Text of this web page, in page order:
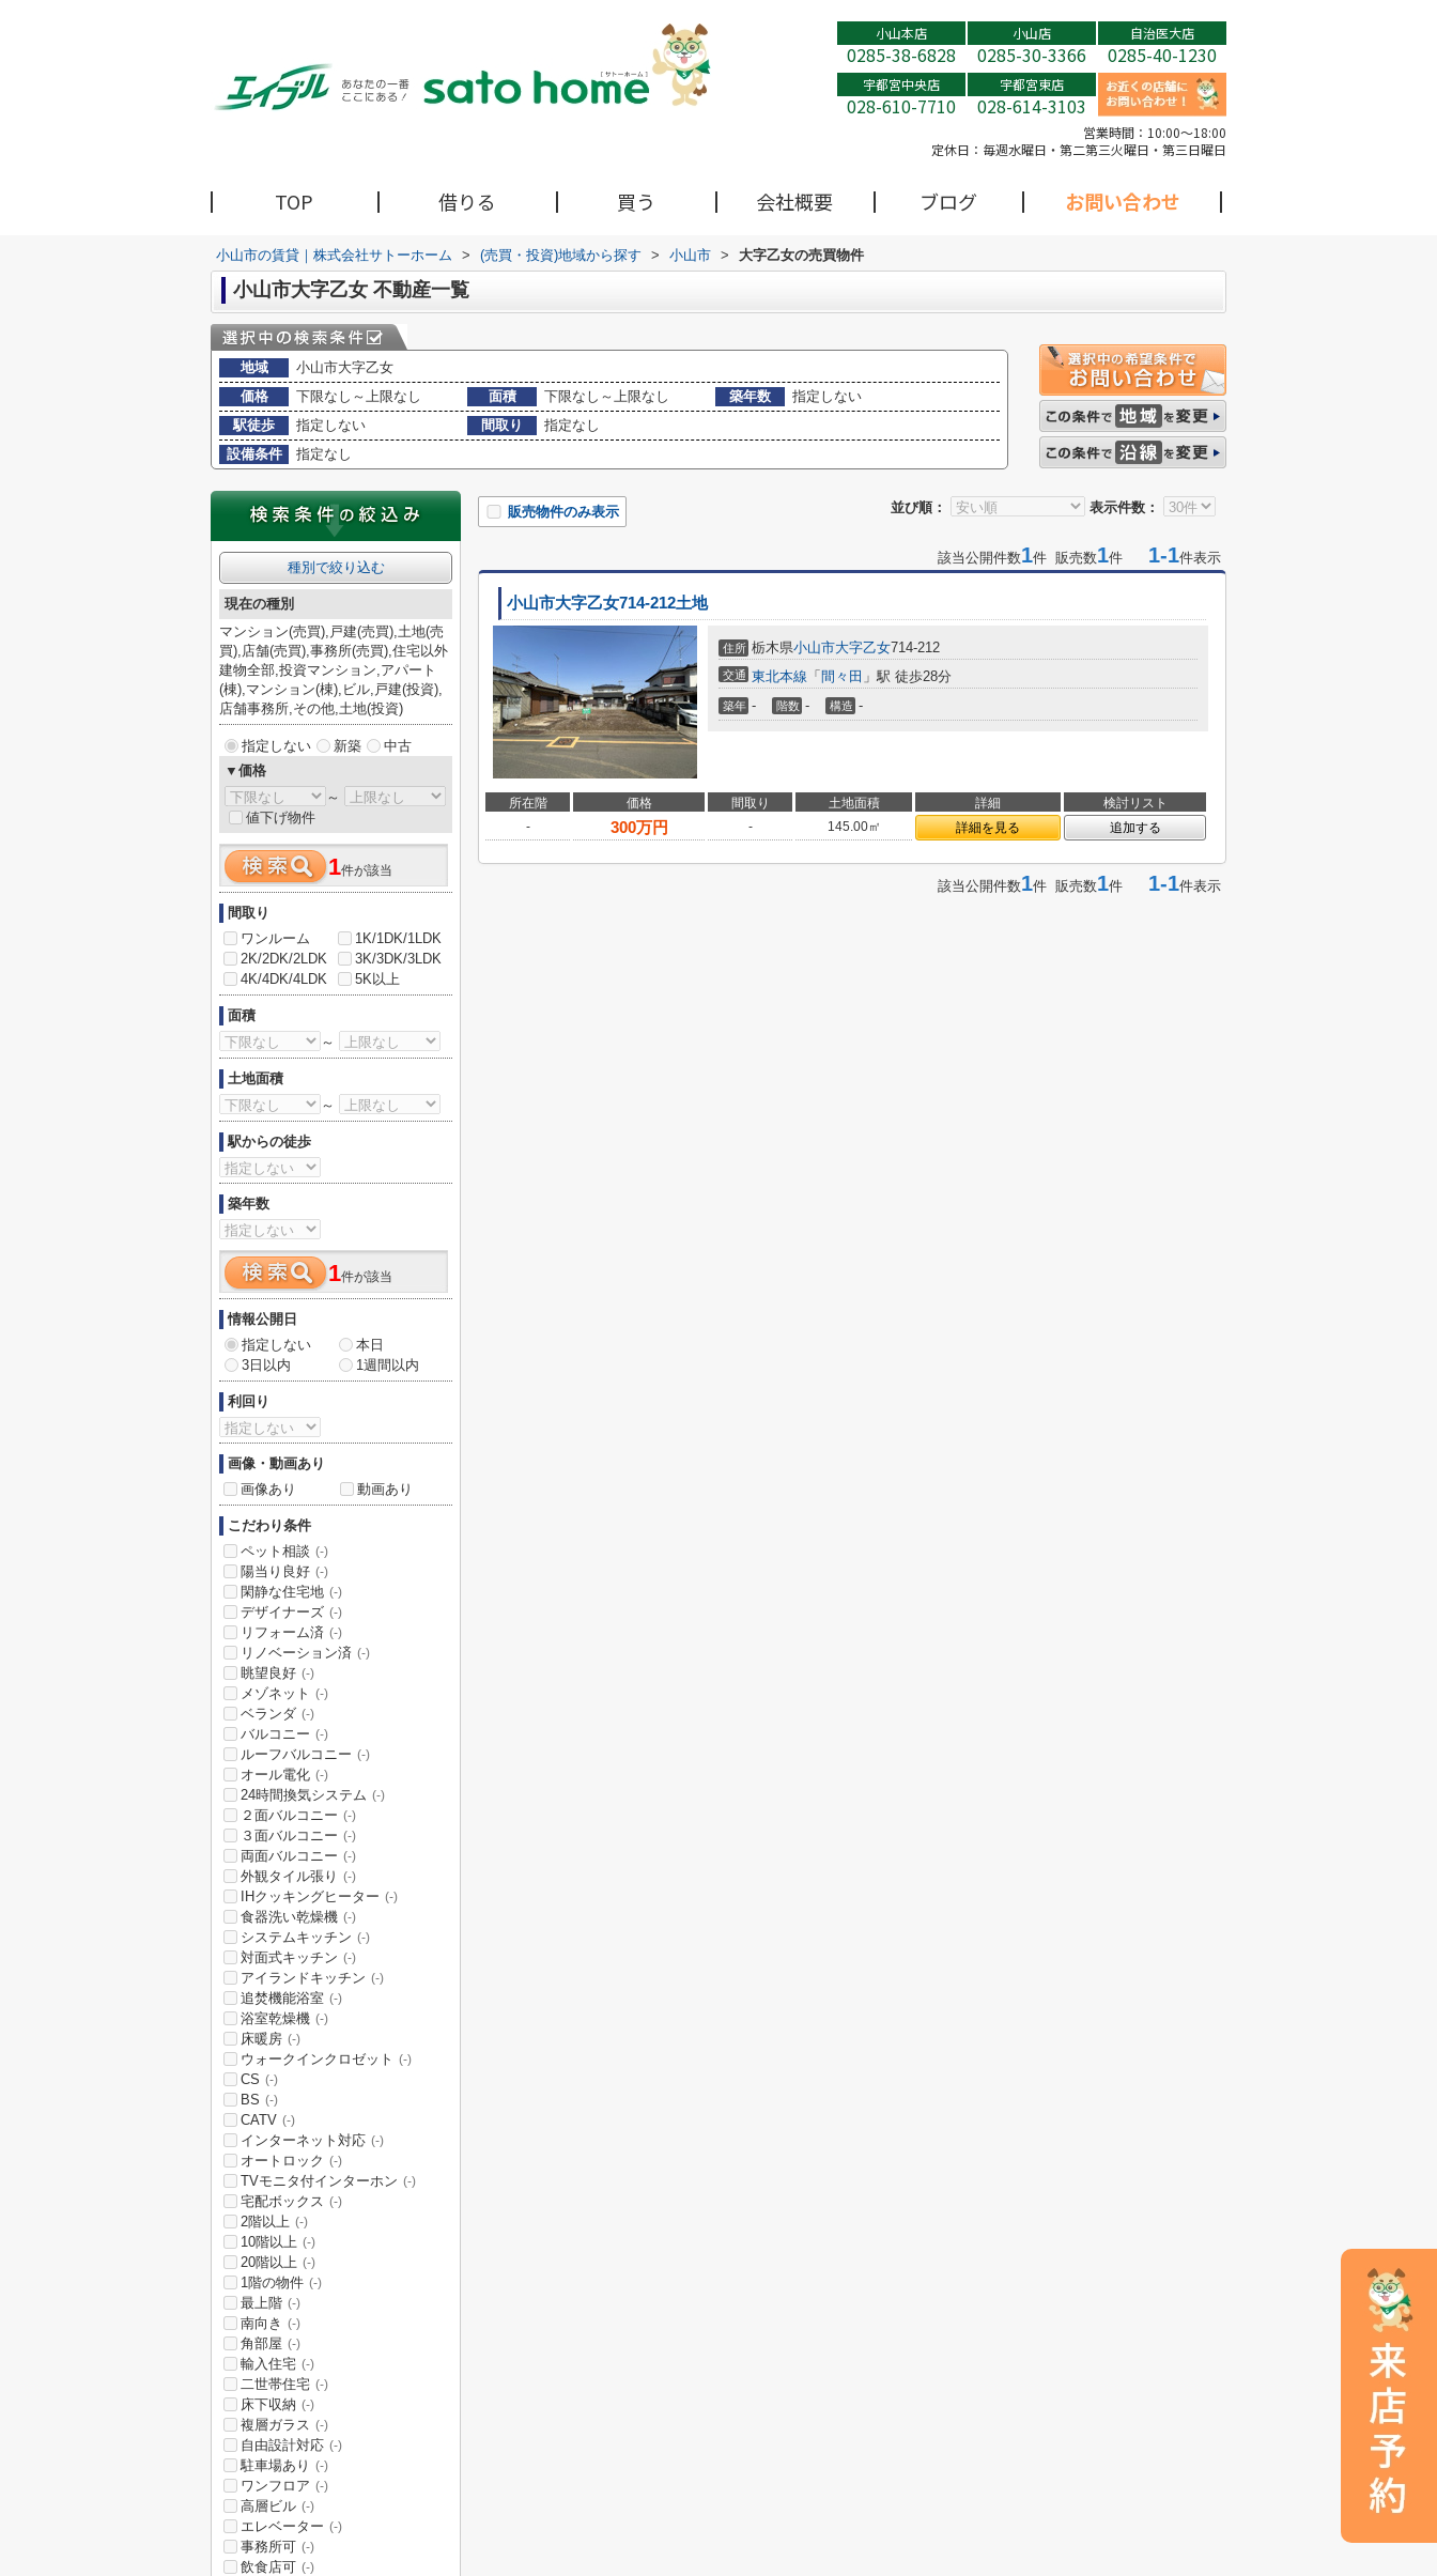
小山本店
0285-38-6828
小山店
0285-30-3366
自治医大店
0285-40-1230
宇都宮中央店
028-610-7710
宇都宮東店
028-614-3103
営業時間： 10:00～18:00
定休日： 毎週水曜日・第二第三火曜日・第三日曜日
TOP 借りる 買う 会社概要 ブログ お問い合わせ
小山市の賃貸｜株式会社サトーホーム > (売買・投資)地域から探す > 小山市 > 大字乙女の売買物件
小山市大字乙女 不動産一覧
地域
小山市大字乙女
価格
下限なし～上限なし 面積 下限なし～上限なし 築年数
指定しない
駅徒歩
指定しない 間取り
指定なし
設備条件
指定なし
並び順： 表示件数：
販売物件のみ表示
該当公開件数1件 販売数1件 1-1件表示
小山市大字乙女714-212土地
住所 栃木県小山市大字乙女714-212
交通 東北本線 「 間々田 」駅 徒歩28分
築年 - 階数 - 構造 -
所在階 価格 間取り 土地面積 詳細
検討リスト
-
300万円 - 145.00㎡ 詳細を見る 追加する
該当公開件数1件 販売数1件 1-1件表示
種別で絞り込む
現在の種別
マンション(売買),戸建(売買),土地(売
買),店舗(売買),事務所(売買),住宅以外
建物全部,投資マンション,アパート
(棟),マンション(棟),ビル,戸建(投資),
店舗事務所,その他,土地(投資)
指定しない 新築
中古
▼価格
～
値下げ物件
1件が該当
間取り
ワンルーム
1K/1DK/1LDK
2K/2DK/2LDK
3K/3DK/3LDK
4K/4DK/4LDK
5K以上
面積
～
土地面積
～
駅からの徒歩
築年数
1件が該当
情報公開日
指定しない
本日
3日以内
1週間以内
利回り
画像・動画あり
画像あり
動画あり
こだわり条件
ペット相談 (-)
陽当り良好 (-)
閑静な住宅地 (-)
デザイナーズ (-)
リフォーム済 (-)
リノベーション済 (-)
眺望良好 (-)
メゾネット (-)
ベランダ (-)
バルコニー (-)
ルーフバルコニー (-)
オール電化 (-)
24時間換気システム (-)
２面バルコニー (-)
３面バルコニー (-)
両面バルコニー (-)
外観タイル張り (-)
IHクッキングヒーター (-)
食器洗い乾燥機 (-)
システムキッチン (-)
対面式キッチン (-)
アイランドキッチン (-)
追焚機能浴室 (-)
浴室乾燥機 (-)
床暖房 (-)
ウォークインクロゼット (-)
CS (-)
BS (-)
CATV (-)
インターネット対応 (-)
オートロック (-)
TVモニタ付インターホン (-)
宅配ボックス (-)
2階以上 (-)
10階以上 (-)
20階以上 (-)
1階の物件 (-)
最上階 (-)
南向き (-)
角部屋 (-)
輸入住宅 (-)
二世帯住宅 (-)
床下収納 (-)
複層ガラス (-)
自由設計対応 (-)
駐車場あり (-)
ワンフロア (-)
高層ビル (-)
エレベーター (-)
事務所可 (-)
飲食店可 (-)